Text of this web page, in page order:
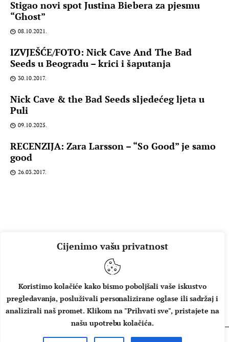
Cijenimo vašu privatnost
Koristimo kolačiće kako bismo poboljšali vaše iskustvo
pregledavanja, posluživali personalizirane oglase ili sadržaj i
analizirali naš promet. Klikom na "Prihvati sve", pristajete na
našu upotrebu kolačića.
Stigao novi spot Justina Biebera za pjesmu
“Ghost”
08.10.2021.
IZVJEŠĆE/FOTO: Nick Cave And The Bad
Seeds u Beogradu – krici i šaputanja
30.10.2017.
Nick Cave & the Bad Seeds sljedećeg ljeta u
Puli
09.10.2025.
RECENZIJA: Zara Larsson – “So Good” je samo
good
26.03.2017.
O NAMA IMPRESSUM UVJETI KORIŠTENJA